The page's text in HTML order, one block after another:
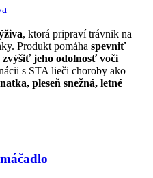
, ktorá pripraví trávnik na
Produkt pomáha spevniť
jeho odolnosť voči
s STA lieči choroby ako
pleseň snežná, letné